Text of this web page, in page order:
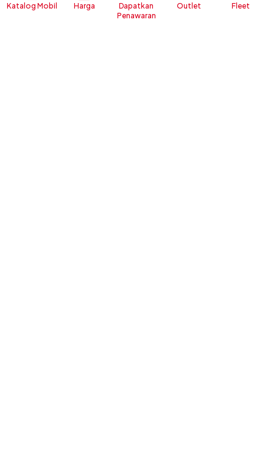
Katalog Mobil Harga
Dapatkan
Penawaran
Outlet Fleet